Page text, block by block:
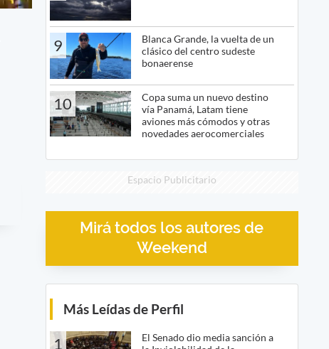
9
Blanca Grande, la vuelta de un
clásico del centro sudeste
bonaerense
10
Copa suma un nuevo destino
vía Panamá, Latam tiene
aviones más cómodos y otras
novedades aerocomerciales
Espacio Publicitario
Mirá todos los autores de
Weekend
Más Leídas de Perfil
1
El Senado dio media sanción a